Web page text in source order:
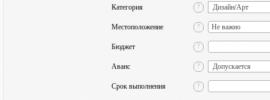
Категория ?
Местоположение ?
Бюджет ?
Аванс ?
Срок выполнения ?